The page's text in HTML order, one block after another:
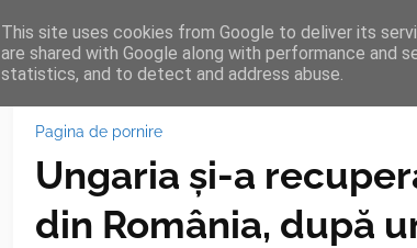
HOME FEATURES
Pagina de pornire
Ungaria și-a
din România, după
This site uses cookies from Google to deliver its
are shared with Google along with performance and
statistics, and to detect and address abuse.